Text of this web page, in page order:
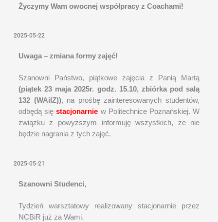
Życzymy Wam owocnej współpracy z Coachami!
2025-05-22
Uwaga – zmiana formy zajęć!
Szanowni Państwo, piątkowe zajęcia z Panią Martą
(piątek 23 maja 2025r. godz. 15.10, zbiórka pod salą
132 (WAiIZ)), na prośbę zainteresowanych studentów,
odbędą sięstacjonarnie w Politechnice Poznańskiej. W
związku z powyższym informuję wszystkich, że nie
będzie nagrania z tych zajęć.
2025-05-21
Szanowni Studenci,
Tydzień warsztatowy realizowany stacjonarnie przez
NCBiR już za Wami.